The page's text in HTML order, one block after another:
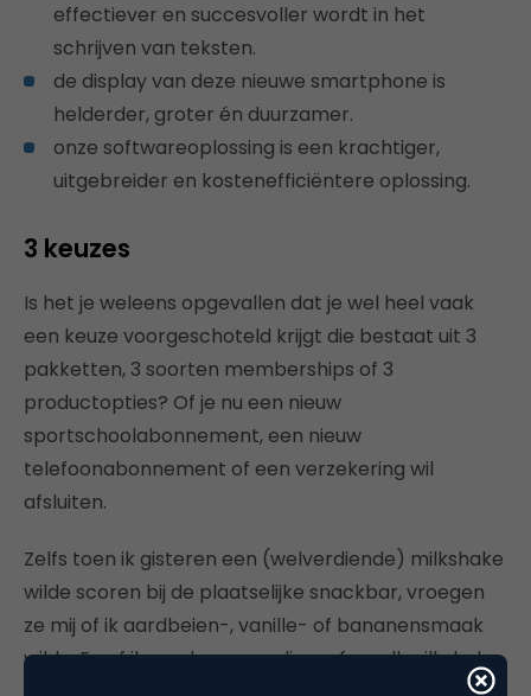
effectiever en succesvoller wordt in het
schrijven van teksten.
de display van deze nieuwe smartphone is
helderder, groter én duurzamer.
onze softwareoplossing is een krachtiger,
uitgebreider en kostenefficiëntere oplossing.
3 keuzes
Is het je weleens opgevallen dat je wel heel vaak
een keuze voorgeschoteld krijgt die bestaat uit 3
pakketten, 3 soorten memberships of 3
productopties? Of je nu een nieuw
sportschoolabonnement, een nieuw
telefoonabonnement of een verzekering wil
afsluiten.
Zelfs toen ik gisteren een (welverdiende) milkshake
wilde scoren bij de plaatselijke snackbar, vroegen
ze mij of ik aardbeien-, vanille- of bananensmaak
wilde. En of ik een large, medium of small milkshake